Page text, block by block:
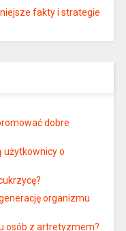
fakty i strategie
dobre
użytkownicy o
organizmu
osób z artretyzmem?